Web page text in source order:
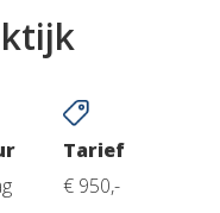
Tarief
€ 950,-